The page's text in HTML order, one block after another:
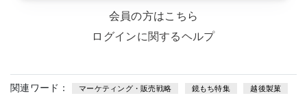
会員の方はこちら
ログインに関するヘルプ
関連ワード： マーケティング・販売戦略 鏡もち特集 越後製菓